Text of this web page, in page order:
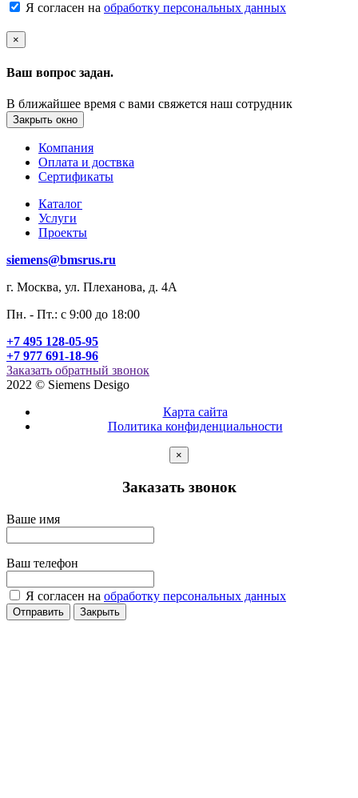
Я согласен на обработку персональных данных
×
Ваш вопрос задан.
В ближайшее время с вами свяжется наш сотрудник
Закрыть окно
Компания
Оплата и доствка
Сертификаты
Каталог
Услуги
Проекты
siemens@bmsrus.ru
г. Москва, ул. Плеханова, д. 4А
Пн. - Пт.: c 9:00 до 18:00
+7 495 128-05-95
+7 977 691-18-96
Заказать обратный звонок
2022 © Siemens Desigo
Карта сайта
Политика конфиденциальности
×
Заказать звонок
Ваше имя
Ваш телефон
Я согласен на обработку персональных данных
Отправить Закрыть